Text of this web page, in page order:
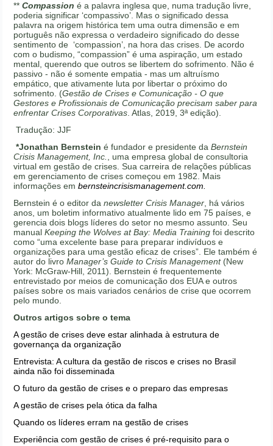
** Compassion é a palavra inglesa que, numa tradução livre,
poderia significar ‘compassivo’. Mas o significado dessa
palavra na origem histórica tem uma outra dimensão e em
português não expressa o verdadeiro significado do desse
sentimento de ‘compassion’, na hora das crises. De acordo
com o budismo, “compassion” é uma aspiração, um estado
mental, querendo que outros se libertem do sofrimento. Não é
passivo - não é somente empatia - mas um altruísmo
empático, que ativamente luta por libertar o próximo do
sofrimento. (Gestão de Crises e Comunicação - O que
Gestores e Profissionais de Comunicação precisam saber para
enfrentar Crises Corporativas. Atlas, 2019, 3ª edição).
Tradução: JJF
*Jonathan Bernstein é fundador e presidente daBernstein
Crisis Management, Inc., uma empresa global de consultoria
virtual em gestão de crises. Sua carreira de relações públicas
em gerenciamento de crises começou em 1982. Mais
informações embernsteincrisismanagement.com.
Bernstein é o editor danewsletter Crisis Manager, há vários
anos, um boletim informativo atualmente lido em 75 países, e
gerencia dois blogs líderes do setor no mesmo assunto. Seu
manualKeeping the Wolves at Bay: Media Training foi descrito
como “uma excelente base para preparar indivíduos e
organizações para uma gestão eficaz de crises”. Ele também é
autor do livroManager’s Guide to Crisis Management(New
York: McGraw-Hill, 2011). Bernstein é frequentemente
entrevistado por meios de comunicação dos EUA e outros
países sobre os mais variados cenários de crise que ocorrem
pelo mundo.
Outros artigos sobre o tema
A gestão de crises deve estar alinhada à estrutura de
governança da organização
Entrevista: A cultura da gestão de riscos e crises no Brasil
ainda não foi disseminada
O futuro da gestão de crises e o preparo das empresas
A gestão de crises pela ótica da falha
Quando os líderes erram na gestão de crises
Experiência com gestão de crises é pré-requisito para o